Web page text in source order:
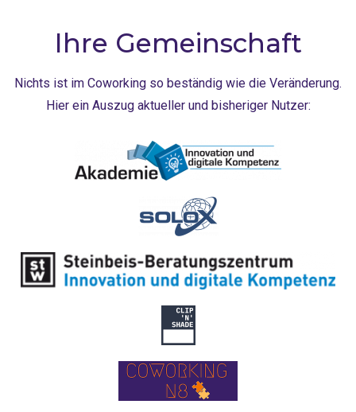
Ihre Gemeinschaft
Nichts ist im Coworking so beständig wie die Veränderung.
Hier ein Auszug aktueller und bisheriger Nutzer: